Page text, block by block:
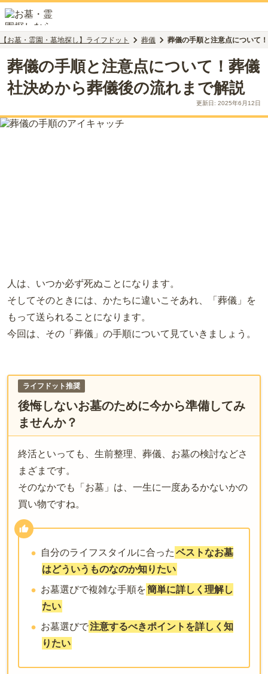
【お墓・霊園・墓地探し】ライフドット 葬儀 葬儀の手順と注意点について
葬儀の手順と注意点について！葬儀
社決めから葬儀後の流れまで解説
更新日: 2025年6月12日
人は、いつか必ず死ぬことになります。
そしてそのときには、かたちに違いこそあれ、「葬儀」を
もって送られることになります。
今回は、その「葬儀」の手順について見ていきましょう。
ライフドット推奨
後悔しないお墓のために今から準備してみ
ませんか？
終活といっても、生前整理、葬儀、お墓の検討などさ
まざまです。
そのなかでも「お墓」は、一生に一度あるかないかの
買い物ですね。
自分のライフスタイルに合った ベストなお墓
はどういうものなのか知りたい
お墓選びで複雑な手順を簡単に詳しく理解し
たい
お墓選びで注意するべきポイントを詳しく知
りたい